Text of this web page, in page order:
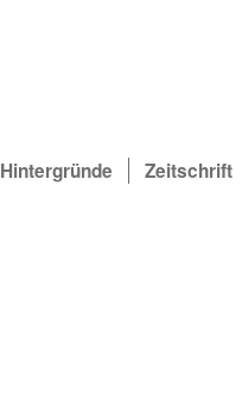
Hintergründe Zeitschrift